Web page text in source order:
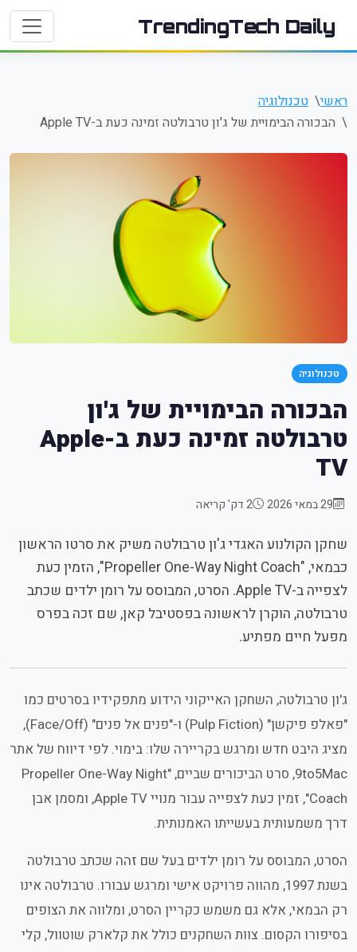
TrendingTech Daily
ראשי
טכנולוגיה
הבכורה הבימויית של ג'ון טרבולטה זמינה כעת ב-Apple TV
טכנולוגיה
הבכורה הבימויית של ג'ון
טרבולטה זמינה כעת ב-Apple
TV
29 במאי 2026 2 דק' קריאה
שחקן הקולנוע האגדי ג'ון טרבולטה משיק את סרטו הראשון
כבמאי, "Propeller One-Way Night Coach", הזמין כעת
לצפייה ב-Apple TV. הסרט, המבוסס על רומן ילדים שכתב
טרבולטה, הוקרן לראשונה בפסטיבל קאן, שם זכה בפרס
מפעל חיים מפתיע.
ג'ון טרבולטה, השחקן האייקוני הידוע מתפקידיו בסרטים כמו
"פאלפ פיקשן" (Pulp Fiction) ו-"פנים אל פנים" (Face/Off),
מציג היבט חדש ומרגש בקריירה שלו: בימוי. לפי דיווח של אתר
9to5Mac, סרט הביכורים שביים, "Propeller One-Way Night
Coach", זמין כעת לצפייה עבור מנויי Apple TV, ומסמן אבן
דרך משמעותית בעשייתו האמנותית.
הסרט, המבוסס על רומן ילדים בעל שם זהה שכתב טרבולטה
בשנת 1997, מהווה פרויקט אישי ומרגש עבורו. טרבולטה אינו
רק הבמאי, אלא גם משמש כקריין הסרט, ומלווה את הצופים
בסיפורו הקסום. צוות השחקנים כולל את קלארק שוטוול, קלי